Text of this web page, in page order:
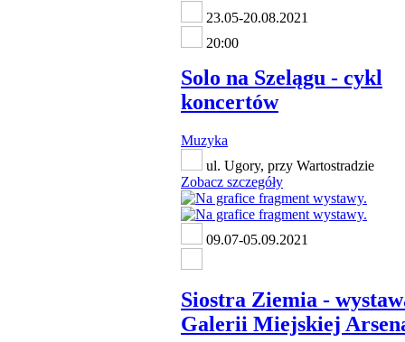
23.05-20.08.2021
20:00
Solo na Szelągu - cykl
koncertów
Muzyka
ul. Ugory, przy Wartostradzie
Zobacz szczegóły
09.07-05.09.2021
Siostra Ziemia -
Galerii Miejskiej